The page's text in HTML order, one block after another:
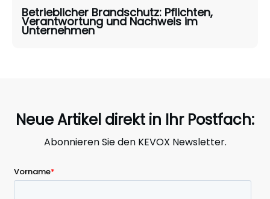
Betrieblicher Brandschutz: Pflichten,
Verantwortung und Nachweis im
Unternehmen
Neue Artikel direkt in Ihr Postfach:
Abonnieren Sie den KEVOX Newsletter.